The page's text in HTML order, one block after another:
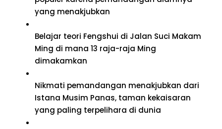
yang menakjubkan
Belajar teori Fengshui di Jalan Suci Makam
Ming di mana 13 raja-raja Ming
dimakamkan
Nikmati pemandangan menakjubkan dari
Istana Musim Panas, taman kekaisaran
yang paling terpelihara di dunia